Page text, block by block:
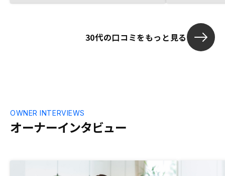
30代の口コミをもっと見る
オーナーインタビュー
OWNER INTERVIEWS